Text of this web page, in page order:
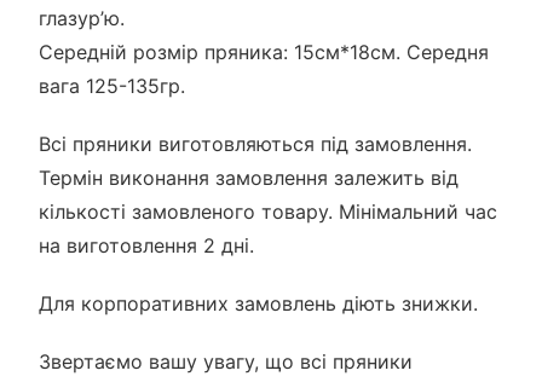
глазур’ю.
Середній розмір пряника: 15см*18см. Середня
вага 125-135гр.
Всі пряники виготовляються під замовлення.
Термін виконання замовлення залежить від
кількості замовленого товару. Мінімальний час
на виготовлення 2 дні.
Для корпоративних замовлень діють знижки.
Звертаємо вашу увагу, що всі пряники